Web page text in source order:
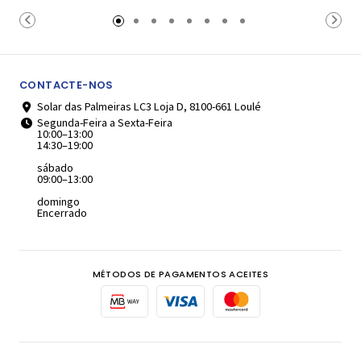
Carrinho Carrinho
CONTACTE-NOS
Solar das Palmeiras LC3 Loja D, 8100-661 Loulé
Segunda-Feira a Sexta-Feira
10:00–13:00
14:30–19:00
sábado
09:00–13:00
domingo
Encerrado
MÉTODOS DE PAGAMENTOS ACEITES